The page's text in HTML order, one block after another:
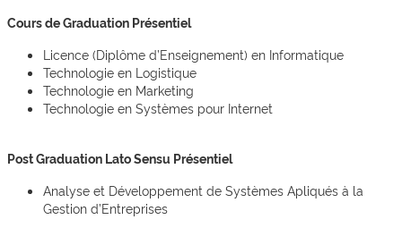
Cours de Graduation Présentiel
Licence (Diplôme d’Enseignement) en Informatique
Technologie en Logistique
Technologie en Marketing
Technologie en Systèmes pour Internet
Post Graduation Lato Sensu Présentiel
Analyse et Développement de Systèmes Apliqués à la
Gestion d’Entreprises